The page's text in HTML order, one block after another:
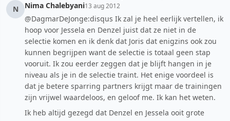
N
Nima Chalebyani13 aug 2012
@DagmarDeJonge:disqus Ik zal je heel eerlijk vertellen, ik
hoop voor Jessela en Denzel juist dat ze niet in de
selectie komen en ik denk dat Joris dat enigzins ook zou
kunnen begrijpen want de selectie is totaal geen stap
vooruit. Ik zou eerder zeggen dat je blijft hangen in je
niveau als je in de selectie traint. Het enige voordeel is
dat je betere sparring partners krijgt maar de trainingen
zijn vrijwel waardeloos, en geloof me. Ik kan het weten.
Ik heb altijd gezegd dat Denzel en Jessela ooit grote